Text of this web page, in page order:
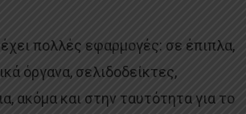
πολλές εφαρμογές: σε έπιπλα,
όργανα, σελιδοδείκτες,
ακόμα και στην ταυτότητα για το